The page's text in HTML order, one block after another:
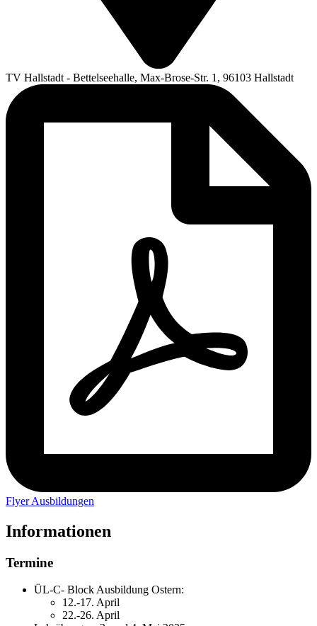
TV Hallstadt - Bettelseehalle, Max-Brose-Str. 1, 96103 Hallstadt
Flyer Ausbildungen
Informationen
Termine
ÜL-C- Block Ausbildung Ostern:
12.-17. April
22.-26. April